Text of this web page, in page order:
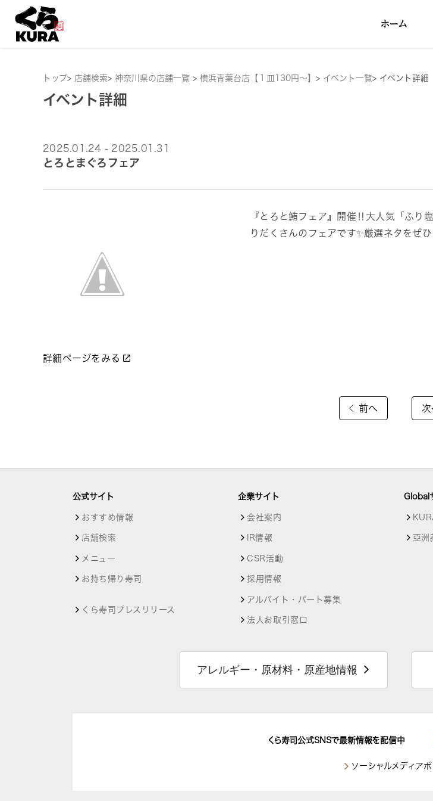
トップ> 店舗検索> 神奈川県の店舗一覧 > 横浜青葉台店【１皿130円～】 > イベント一覧> イベント詳細
イベント詳細
2025.01.24 - 2025.01.31
とろとまぐろフェア
詳細ページをみる
『とろと鮪フェア』開催‼大人気「ふり
りだくさんのフェアです✨️厳選ネタをぜ
前へ 次
公式サイト
おすすめ情報
店舗検索
メニュー
お持ち帰り寿司
くら寿司プレスリリース
企業サイト
会社案内
IR情報
CSR活動
採用情報
アルバイト・パート募集
法人お取引窓口
Global
亞洲
アレルギー・原材料・原産地情報
くら寿司公式SNSで最新情報を配信中
ソーシャルメディア